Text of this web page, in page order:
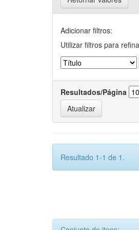
Adicionar filtros:
Utilizar filtros para
Resultados/Página
Resultado 1-1 de 1.